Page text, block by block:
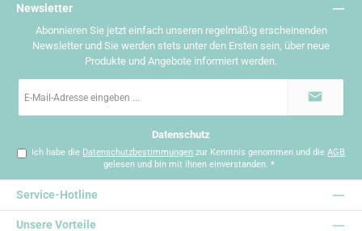
Newsletter
Abonnieren Sie jetzt einfach unseren regelmäßig erscheinenden
Newsletter und Sie werden stets unter den Ersten sein, über neue
Produkte und Angebote informiert werden.
Mail-
Datenschutz
Ich habe die Datenschutzbestimmungen zur Kenntnis genommen und dieAGB
gelesen und bin mit ihnen einverstanden. *
Service-Hotline
Unsere Vorteile